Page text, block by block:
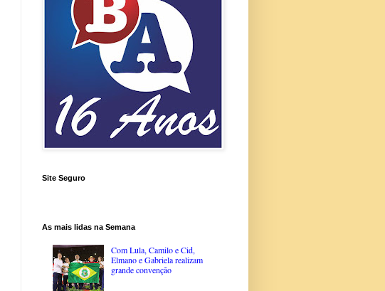
Site Seguro
As mais lidas na Semana
Com Lula, Camilo e Cid,
Elmano e Gabriela realizam
grande convenção